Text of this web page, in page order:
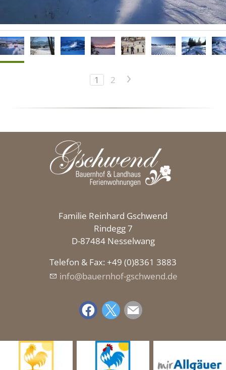
1 2 >
Familie Reinhard Gschwend
Rindegg 7
D-87484 Nesselwang
Telefon & Fax: +49 (0)8361 3883
nf
b rnh f-gschw nd d